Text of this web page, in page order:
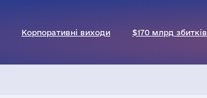
Корпоративні виходи $170 млрд збитків